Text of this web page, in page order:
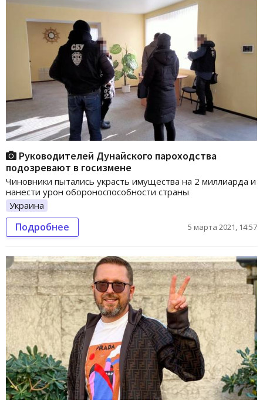
Руководителей Дунайского пароходства
подозревают в госизмене
Чиновники пытались украсть имущества на 2 миллиарда и
нанести урон обороноспособности страны
Украина
Подробнее 5 марта 2021, 14:57